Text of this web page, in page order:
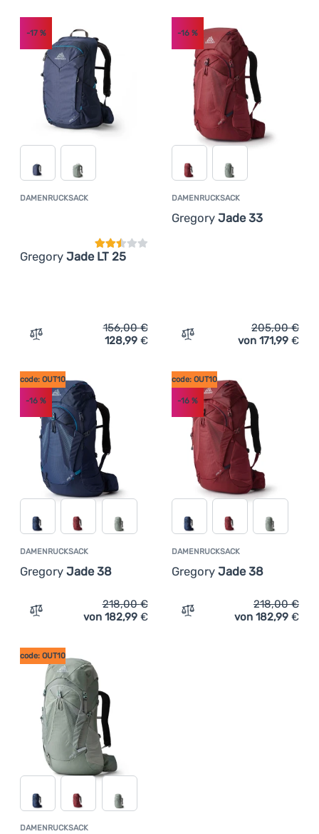
Anmelden /
Registrieren
DAMENRUCKSACK
Gregory Jade LT 25
Kundenbewertung
-17%
Zum Vergleich 'Damenrucksack Gregory Jade LT 25'
156,00€
128,99 €
DAMENRUCKSACK
Gregory Jade 33
-16%
Zum Vergleich
205,00€
von 171,99 €
DAMENRUCKSACK
Gregory Jade 38
code: OUT10
-16 %
Zum Vergleich 'Damenrucksack Gregory Jade 38'
218,00€
von 182,99 €
DAMENRUCKSACK
Gregory Jade 38
code: OUT10
-16%
Zum Vergleich
218,00€
von 182,99 €
DAMENRUCKSACK
code: OUT10